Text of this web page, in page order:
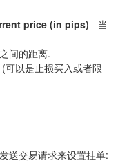
price (in pips) - 当
间的距离.
可以是止损买入或者限
送交易请求来设置挂单: